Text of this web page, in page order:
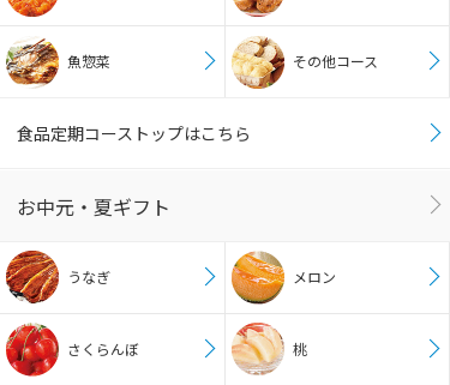
魚惣菜 その他コース
食品定期コーストップはこちら
お中元・夏ギフト
うなぎ メロン
さくらんぼ 桃